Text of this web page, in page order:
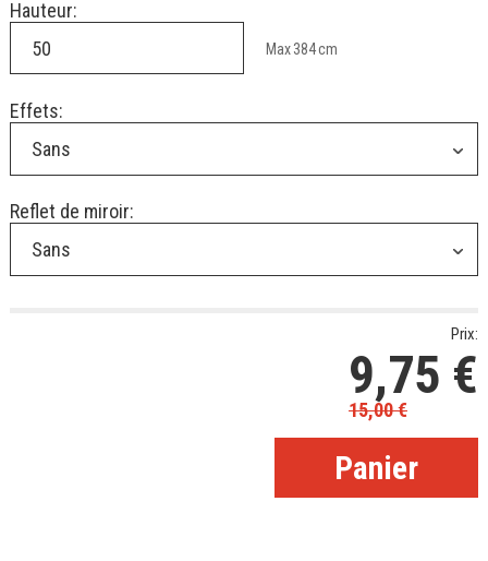
Hauteur:
Max384cm
Effets:
Sans
Reflet de miroir:
Sans
Prix:
9,75 €
15,00€